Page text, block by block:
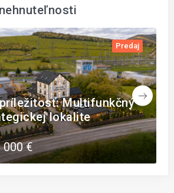
Jaklovce: Pozemok pod
dvojitým potenciálom –
Biznis?
Celkovo 55 €